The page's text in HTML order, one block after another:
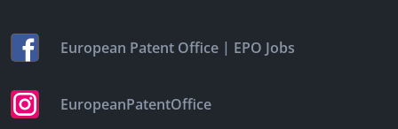
European Patent Office | EPO Jobs
EuropeanPatentOffice